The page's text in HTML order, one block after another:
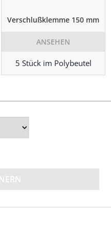
Verschlußklemme 150 mm
ANSEHEN
5 Stück im Polybeutel